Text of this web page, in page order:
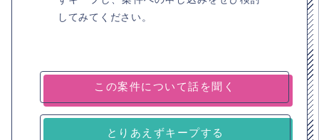
してみてください。
とりあえずキープする